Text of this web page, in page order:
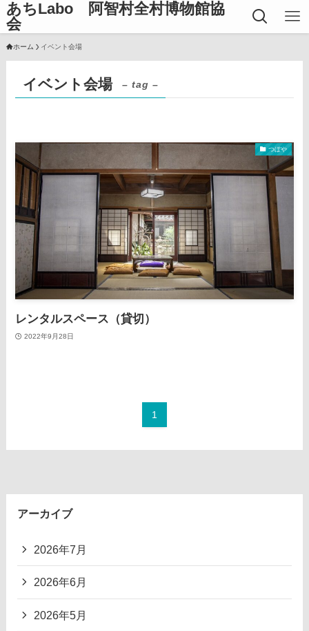
あちLabo 阿智村全村博物館協
会
ホーム イベント会場
イベント会場 – tag –
つぼや
レンタルスペース（貸切）
2022年9月28日
1
アーカイブ
2026年7月
2026年6月
2026年5月